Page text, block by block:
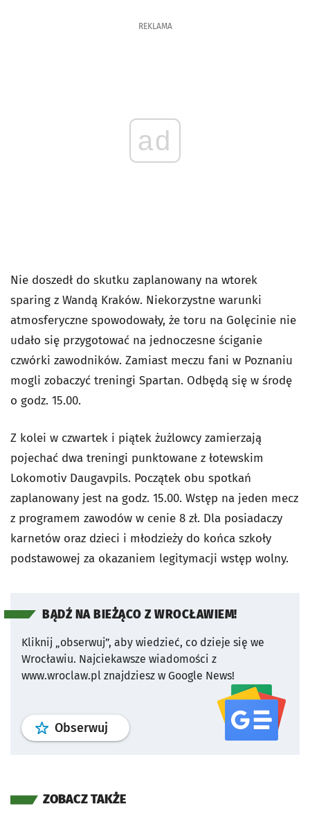
REKLAMA
ad
Nie doszedł do skutku zaplanowany na wtorek
sparing z Wandą Kraków. Niekorzystne warunki
atmosferyczne spowodowały, że toru na Golęcinie nie
udało się przygotować na jednoczesne ściganie
czwórki zawodników. Zamiast meczu fani w Poznaniu
mogli zobaczyć treningi Spartan. Odbędą się w środę
o godz. 15.00.
Z kolei w czwartek i piątek żużlowcy zamierzają
pojechać dwa treningi punktowane z łotewskim
Lokomotiv Daugavpils. Początek obu spotkań
zaplanowany jest na godz. 15.00. Wstęp na jeden mecz
z programem zawodów w cenie 8 zł. Dla posiadaczy
karnetów oraz dzieci i młodzieży do końca szkoły
podstawowej za okazaniem legitymacji wstęp wolny.
BĄDŹ NA BIEŻĄCO Z WROCŁAWIEM!
Kliknij „obserwuj”, aby wiedzieć, co dzieje się we
Wrocławiu. Najciekawsze wiadomości z
www.wroclaw.pl znajdziesz w Google News!
Obserwuj profil serwisu
ZOBACZ TAKŻE